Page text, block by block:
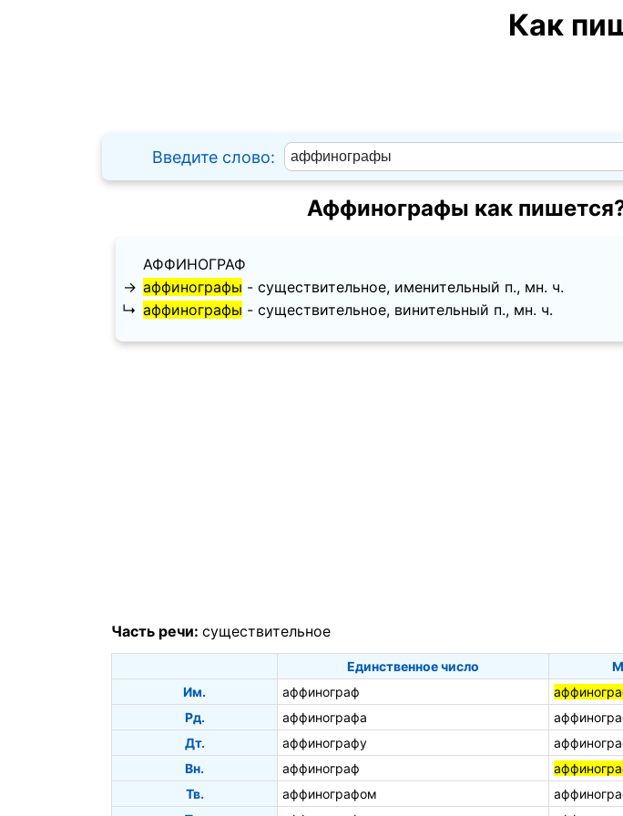
Как
Введите слово:
Аффинографы как
АФФИНОГРАФ
→ аффинографы - существительное, именительный п., мн. ч.
↳ аффинографы - существительное, винительный п., мн. ч.
Часть речи: существительное
Единственное число
Им.
аффинограф
Рд.
аффинографа
Дт.
аффинографу
Вн.
аффинограф
Тв.
аффинографом